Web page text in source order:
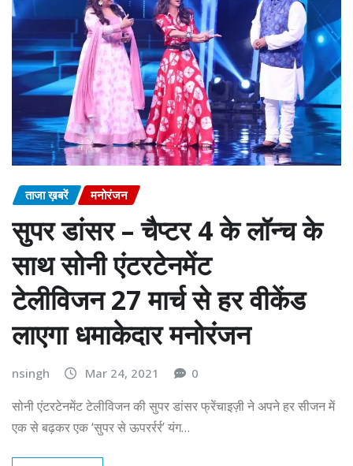
ताजा ख़बरें मनोरंजन
सुपर डांसर – चैप्टर 4 के लॉन्च के
साथ सोनी एंटरटेनमेंट
टेलीविजन 27 मार्च से हर वीकेंड
लाएगा धमाकेदार मनोरंजन
nsingh Mar 24, 2021 0
सोनी एंटरटेनमेंट टेलीविजन की सुपर डांसर फ्रेंचाइज़ी ने अपने हर सीजन में
एक से बढ़कर एक ‘सुपर से ऊपरर्रर्र’ यंग…